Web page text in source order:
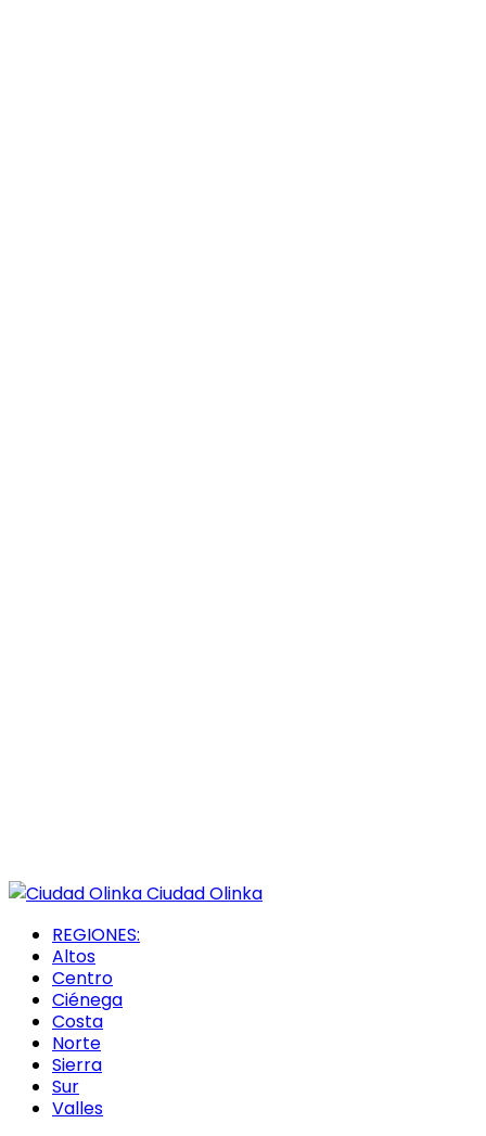
Ciudad Olinka
REGIONES:
Altos
Centro
Ciénega
Costa
Norte
Sierra
Sur
Valles